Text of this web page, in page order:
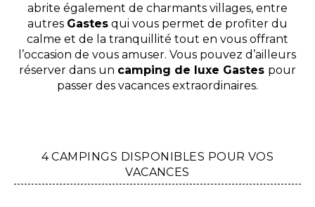
abrite également de charmants villages, entre
autres Gastesqui vous permet de profiter du
calme et de la tranquillité tout en vous offrant
l’occasion de vous amuser. Vous pouvez d’ailleurs
réserver dans un camping de luxe Gastes pour
passer des vacances extraordinaires.
4 CAMPINGS DISPONIBLES POUR VOS
VACANCES